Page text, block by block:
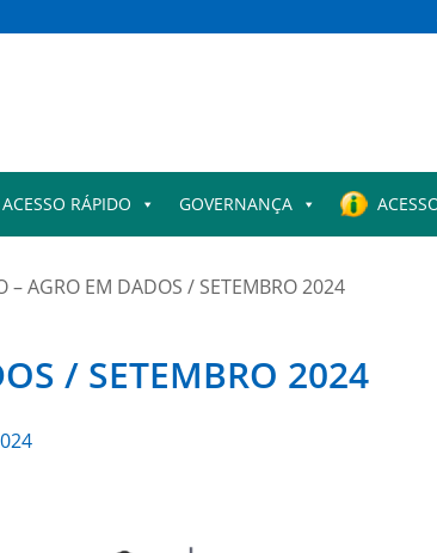
ACESSO RÁPIDO GOVERNANÇA
– AGRO EM DADOS / SETEMBRO 2024
/ SETEMBRO 2024